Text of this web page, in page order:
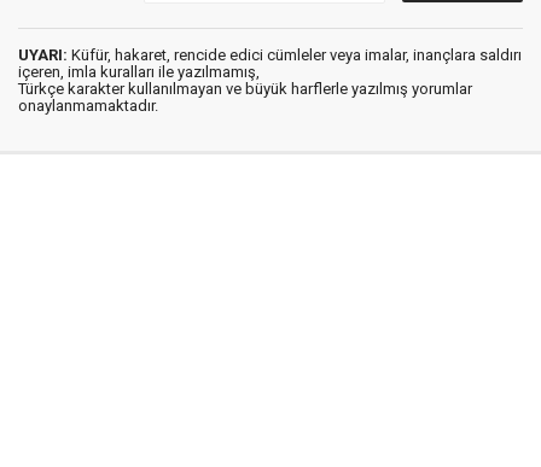
UYARI: Küfür, hakaret, rencide edici cümleler veya imalar, inançlara saldırı
içeren, imla kuralları ile yazılmamış,
Türkçe karakter kullanılmayan ve büyük harflerle yazılmış yorumlar
onaylanmamaktadır.